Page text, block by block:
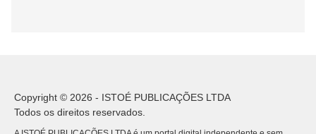
Copyright © 2026 - ISTOÉ PUBLICAÇÕES LTDA
Todos os direitos reservados.